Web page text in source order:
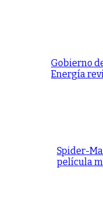
Gobierno
Energía
Spider-
película